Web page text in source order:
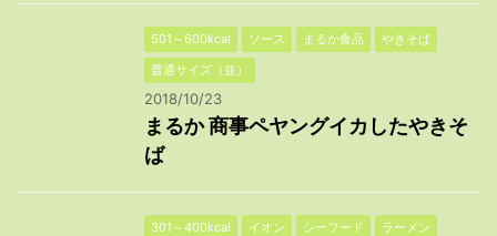
501～600kcal ソース まるか食品
やきそば
普通サイズ（並）
2018/10/23
まるか 商事ペヤングイカしたやきそ
ば
301～400kcal イオン シーフード
ラーメン